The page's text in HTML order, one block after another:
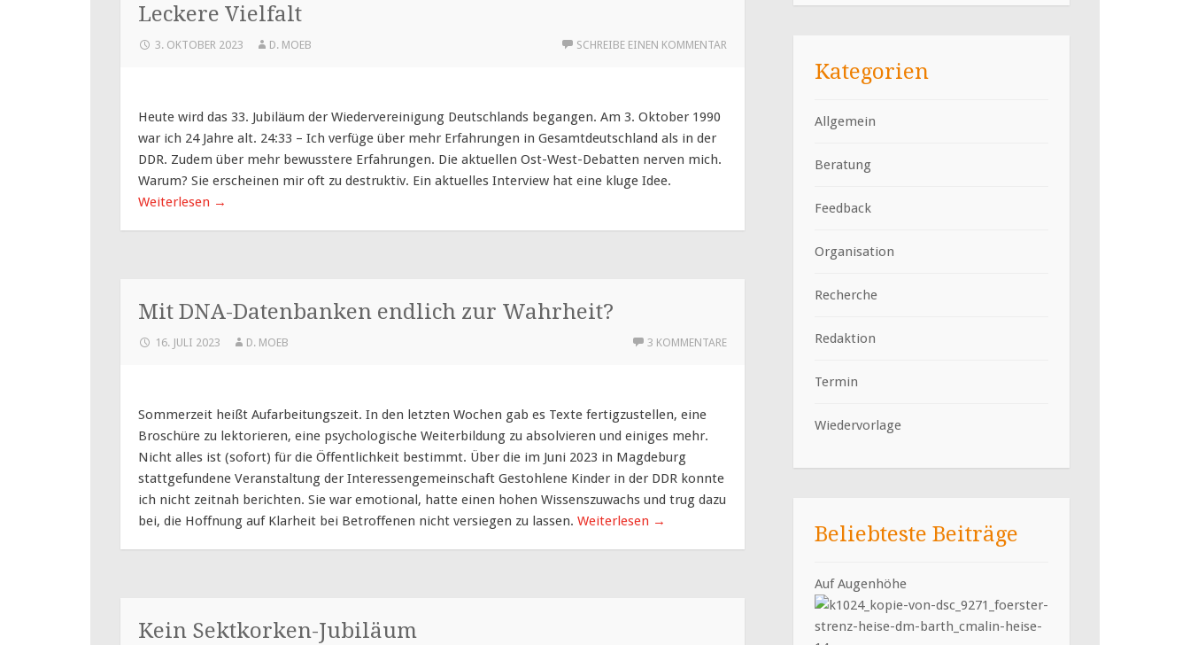
Leckere Vielfalt
3. OKTOBER 2023 D. MOEB SCHREIBE EINEN KOMMENTAR
Heute wird das 33. Jubiläum der Wiedervereinigung Deutschlands begangen. Am 3. Oktober 1990
war ich 24 Jahre alt. 24:33 – Ich verfüge über mehr Erfahrungen in Gesamtdeutschland als in der
DDR. Zudem über mehr bewusstere Erfahrungen. Die aktuellen Ost-West-Debatten nerven mich.
Warum? Sie erscheinen mir oft zu destruktiv. Ein aktuelles Interview hat eine kluge Idee.
Weiterlesen →
Mit DNA-Datenbanken endlich zur Wahrheit?
16. JULI 2023 D. MOEB 3 KOMMENTARE
Sommerzeit heißt Aufarbeitungszeit. In den letzten Wochen gab es Texte fertigzustellen, eine
Broschüre zu lektorieren, eine psychologische Weiterbildung zu absolvieren und einiges mehr.
Nicht alles ist (sofort) für die Öffentlichkeit bestimmt. Über die im Juni 2023 in Magdeburg
stattgefundene Veranstaltung der Interessengemeinschaft Gestohlene Kinder in der DDR konnte
ich nicht zeitnah berichten. Sie war emotional, hatte einen hohen Wissenszuwachs und trug dazu
bei, die Hoffnung auf Klarheit bei Betroffenen nicht versiegen zu lassen. Weiterlesen →
Kein Sektkorken-Jubiläum
Kategorien
Allgemein
Beratung
Feedback
Organisation
Recherche
Redaktion
Termin
Wiedervorlage
Beliebteste Beiträge
Auf Augenhöhe